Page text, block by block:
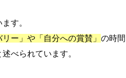
す。
リー」や「自分への賞賛」 の時間
べられています。